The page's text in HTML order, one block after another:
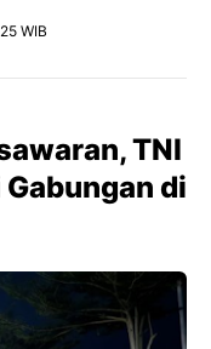
WIB
TNI
di